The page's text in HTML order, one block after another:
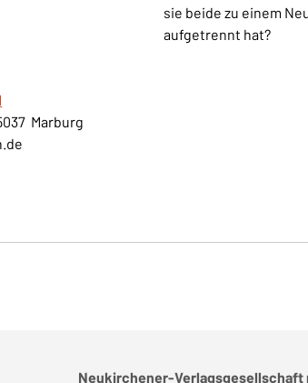
Marburg
sie beide zu einem
aufgetrennt hat?
Neukirchener-Verlagsgesellschaft